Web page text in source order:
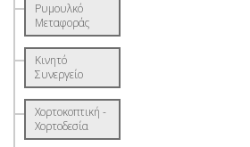
Ρυμουλκό
Μεταφοράς
Κινητό
Συνεργείο
Χορτοκοπτική -
Χορτοδεσία